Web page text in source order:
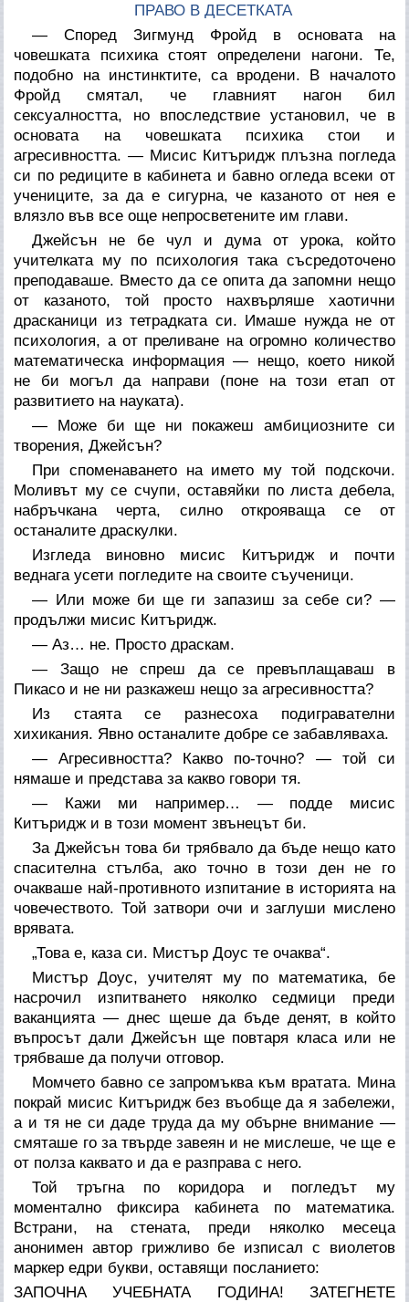
ПРАВО В ДЕСЕТКАТА
— Според Зигмунд Фройд в основата на
човешката психика стоят определени нагони. Те,
подобно на инстинктите, са вродени. В началото
Фройд смятал, че главният нагон бил
сексуалността, но впоследствие установил, че в
основата на човешката психика стои и
агресивността. — Мисис Китъридж плъзна погледа
си по редиците в кабинета и бавно огледа всеки от
учениците, за да е сигурна, че казаното от нея е
влязло във все още непросветените им глави.
Джейсън не бе чул и дума от урока, който
учителката му по психология така съсредоточено
преподаваше. Вместо да се опита да запомни нещо
от казаното, той просто нахвърляше хаотични
драсканици из тетрадката си. Имаше нужда не от
психология, а от преливане на огромно количество
математическа информация — нещо, което никой
не би могъл да направи (поне на този етап от
развитието на науката).
— Може би ще ни покажеш амбициозните си
творения, Джейсън?
При споменаването на името му той подскочи.
Моливът му се счупи, оставяйки по листа дебела,
набръчкана черта, силно открояваща се от
останалите драскулки.
Изгледа виновно мисис Китъридж и почти
веднага усети погледите на своите съученици.
— Или може би ще ги запазиш за себе си? —
продължи мисис Китъридж.
— Аз… не. Просто драскам.
— Защо не спреш да се превъплащаваш в
Пикасо и не ни разкажеш нещо за агресивността?
Из стаята се разнесоха подигравателни
хихикания. Явно останалите добре се забавляваха.
— Агресивността? Какво по-точно? — той си
нямаше и представа за какво говори тя.
— Кажи ми например… — подде мисис
Китъридж и в този момент звънецът би.
За Джейсън това би трябвало да бъде нещо като
спасителна стълба, ако точно в този ден не го
очакваше най-противното изпитание в историята на
човечеството. Той затвори очи и заглуши мислено
врявата.
„Това е, каза си. Мистър Доус те очаква“.
Мистър Доус, учителят му по математика, бе
насрочил изпитването няколко седмици преди
ваканцията — днес щеше да бъде денят, в който
въпросът дали Джейсън ще повтаря класа или не
трябваше да получи отговор.
Момчето бавно се запромъква към вратата. Мина
покрай мисис Китъридж без въобще да я забележи,
а и тя не си даде труда да му обърне внимание —
смяташе го за твърде завеян и не мислеше, че ще е
от полза каквато и да е разправа с него.
Той тръгна по коридора и погледът му
моментално фиксира кабинета по математика.
Встрани, на стената, преди няколко месеца
анонимен автор грижливо бе изписал с виолетов
маркер едри букви, оставящи посланието:
ЗАПОЧНА УЧЕБНАТА ГОДИНА! ЗАТЕГНЕТЕ